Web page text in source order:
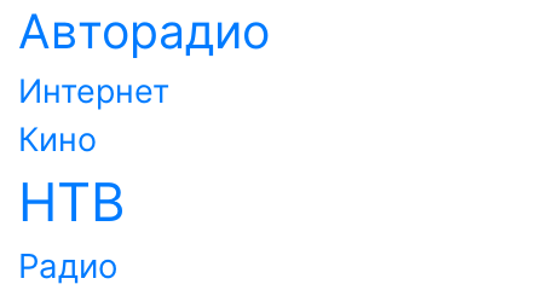
Авторадио
Интернет
Кино
НТВ
Радио